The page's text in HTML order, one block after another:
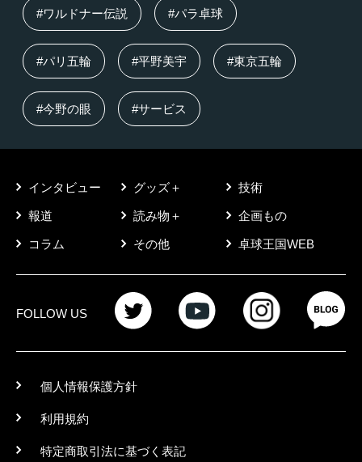
#ワルドナー伝説 #パラ卓球
#パリ五輪 #平野美宇 #東京五輪
#今野の眼 #サービス
インタビュー グッズ＋ 技術
報道 読み物＋ 企画もの
コラム その他 卓球王国WEB
FOLLOW US
個人情報保護方針
利用規約
特定商取引法に基づく表記